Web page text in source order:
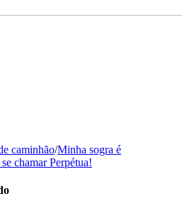
caminhão/Minha sogra é
chamar Perpétua!